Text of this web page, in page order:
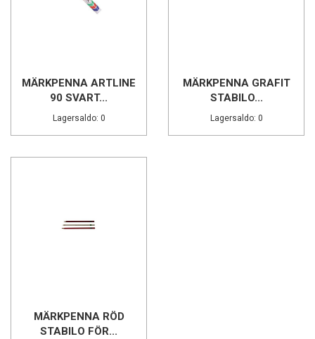
MÄRKPENNA ARTLINE
90 SVART...
Lagersaldo: 0
MÄRKPENNA GRAFIT
STABILO...
Lagersaldo: 0
MÄRKPENNA RÖD
STABILO FÖR...